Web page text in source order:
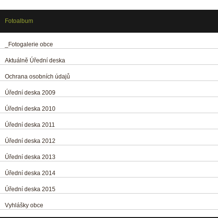
Fotoalbum
_Fotogalerie obce
Aktuálně Úřední deska
Ochrana osobních údajů
Úřední deska 2009
Úřední deska 2010
Úřední deska 2011
Úřední deska 2012
Úřední deska 2013
Úřední deska 2014
Úřední deska 2015
Vyhlášky obce